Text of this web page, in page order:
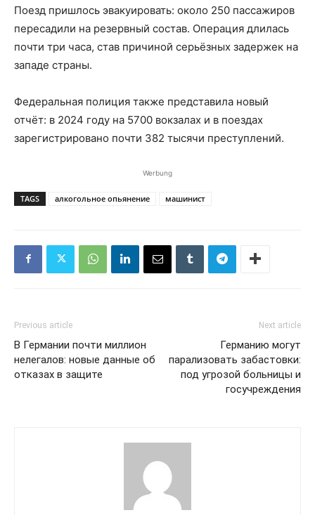
Поезд пришлось эвакуировать: около 250 пассажиров
пересадили на резервный состав. Операция длилась
почти три часа, став причиной серьёзных задержек на
западе страны.
Федеральная полиция также представила новый
отчёт: в 2024 году на 5700 вокзалах и в поездах
зарегистрировано почти 382 тысячи преступлений.
Werbung
TAGS алкогольное опьянение машинист
Previous article
В Германии почти миллион
нелегалов: новые данные об
отказах в защите
Next article
Германию могут
парализовать забастовки:
под угрозой больницы и
госучреждения